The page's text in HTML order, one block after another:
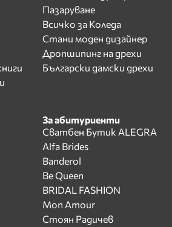
Пазаруване
Всичко за Коледа
Стани моден дизайнер
Дропшипинг на дрехи
Български дамски дрехи
За абитуриенти
Сватбен Бутик ALEGRA
Alfa Brides
Banderol
Be Queen
BRIDAL FASHION
Mon Amour
Стоян Радичев